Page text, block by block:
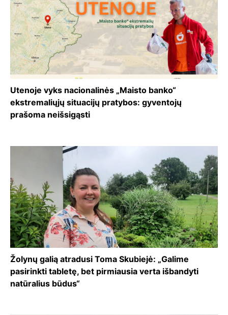
Utenoje vyks nacionalinės „Maisto banko“
ekstremaliųjų situacijų pratybos: gyventojų
prašoma neišsigąsti
Žolynų galią atradusi Toma Skubiejė: „Galime
pasirinkti tabletę, bet pirmiausia verta išbandyti
natūralius būdus“